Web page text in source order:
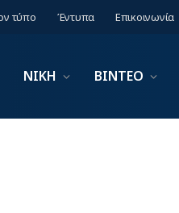
τύπο Έντυπα Επικοινωνία
ΝΙΚΗ ΒΙΝΤΕΟ